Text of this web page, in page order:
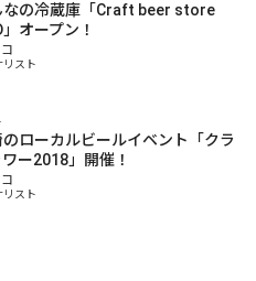
なの冷蔵庫「Craft beer store
オープン！
リスト
ローカルビールイベント「クラ
ー2018」開催！
リスト